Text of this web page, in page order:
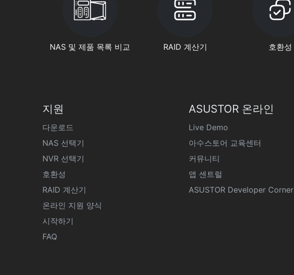
NAS 및 제품 목록 비교 RAID 계산기 호환성
지원
다운로드
NAS 선택기
NVR 선택기
호환성
RAID 계산기
온라인 지원 양식
시작하기
FAQ
ASUSTOR 온라인
Live Demo
아수스토어 교육센터
커뮤니티
앱 센트럴
ASUSTOR Developer Corner